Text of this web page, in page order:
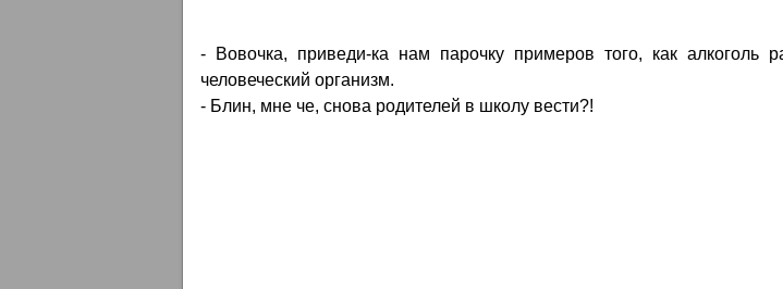
- Вовочка, приведи-ка нам парочку примеров того, как алкоголь
человеческий организм.
- Блин, мне че, снова родителей в школу вести?!